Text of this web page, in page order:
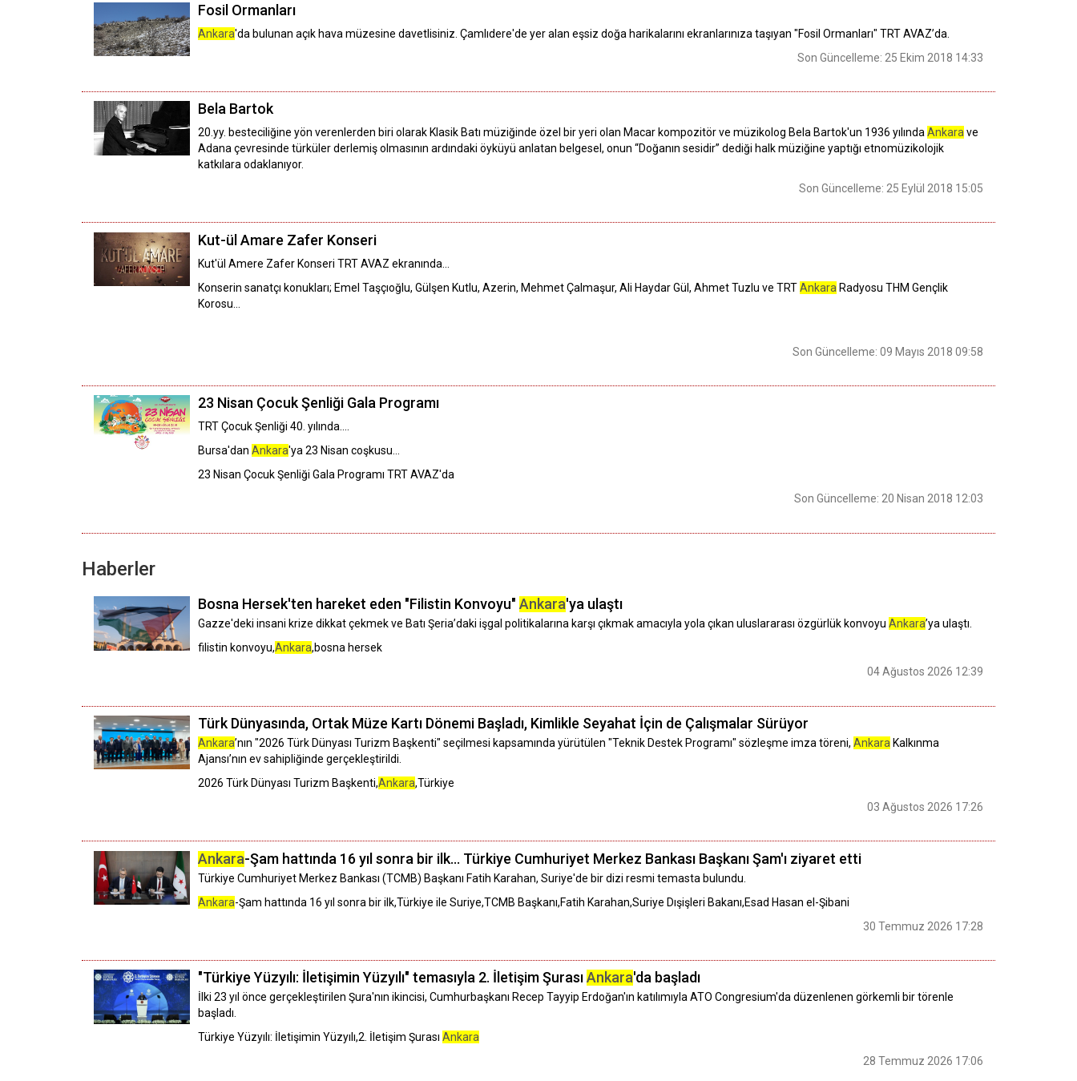
Fosil Ormanları
Ankara'da bulunan açık hava müzesine davetlisiniz. Çamlıdere'de yer alan eşsiz doğa harikalarını ekranlarınıza taşıyan "Fosil Ormanları" TRT AVAZ’da.
Son Güncelleme: 25 Ekim 2018 14:33
Bela Bartok
20.yy. besteciliğine yön verenlerden biri olarak Klasik Batı müziğinde özel bir yeri olan Macar kompozitör ve müzikolog Bela Bartok'un 1936 yılındaAnkarave
Adana çevresinde türküler derlemiş olmasının ardındaki öyküyü anlatan belgesel, onun “Doğanın sesidir” dediği halk müziğine yaptığı etnomüzikolojik
katkılara odaklanıyor.
Son Güncelleme: 25 Eylül 2018 15:05
Kut-ül Amare Zafer Konseri
Kut'ül Amere Zafer Konseri TRT AVAZ ekranında...
Konserin sanatçı konukları; Emel Taşçıoğlu, Gülşen Kutlu, Azerin, Mehmet Çalmaşur, Ali Haydar Gül, Ahmet Tuzlu ve TRTAnkara Radyosu THM Gençlik
Korosu...
Son Güncelleme: 09 Mayıs 2018 09:58
23 Nisan Çocuk Şenliği Gala Programı
TRT Çocuk Şenliği 40. yılında....
Bursa'dan Ankara'ya 23 Nisan coşkusu...
23 Nisan Çocuk Şenliği Gala Programı TRT AVAZ'da
Son Güncelleme: 20 Nisan 2018 12:03
Haberler
Bosna Hersek'ten hareket eden "Filistin Konvoyu" Ankara'ya ulaştı
Gazze'deki insani krize dikkat çekmek ve Batı Şeria’daki işgal politikalarına karşı çıkmak amacıyla yola çıkan uluslararası özgürlük konvoyu Ankara’ya ulaştı.
filistin konvoyu,Ankara,bosna hersek
04 Ağustos 2026 12:39
Türk Dünyasında, Ortak Müze Kartı Dönemi Başladı, Kimlikle Seyahat İçin de Çalışmalar Sürüyor
Ankara’nın "2026 Türk Dünyası Turizm Başkenti" seçilmesi kapsamında yürütülen "Teknik Destek Programı" sözleşme imza töreni, Ankara Kalkınma
Ajansı’nın ev sahipliğinde gerçekleştirildi.
2026 Türk Dünyası Turizm Başkenti,Ankara,Türkiye
03 Ağustos 2026 17:26
Ankara-Şam hattında 16 yıl sonra bir ilk... Türkiye Cumhuriyet Merkez Bankası Başkanı Şam'ı ziyaret etti
Türkiye Cumhuriyet Merkez Bankası (TCMB) Başkanı Fatih Karahan, Suriye'de bir dizi resmi temasta bulundu.
Ankara-Şam hattında 16 yıl sonra bir ilk,Türkiye ile Suriye,TCMB Başkanı,Fatih Karahan,Suriye Dışişleri Bakanı,Esad Hasan el-Şibani
30 Temmuz 2026 17:28
"Türkiye Yüzyılı: İletişimin Yüzyılı" temasıyla 2. İletişim ŞurasıAnkara'da başladı
İlki 23 yıl önce gerçekleştirilen Şura'nın ikincisi, Cumhurbaşkanı Recep Tayyip Erdoğan'ın katılımıyla ATO Congresium'da düzenlenen görkemli bir törenle
başladı.
Türkiye Yüzyılı: İletişimin Yüzyılı,2. İletişim Şurası Ankara
28 Temmuz 2026 17:06